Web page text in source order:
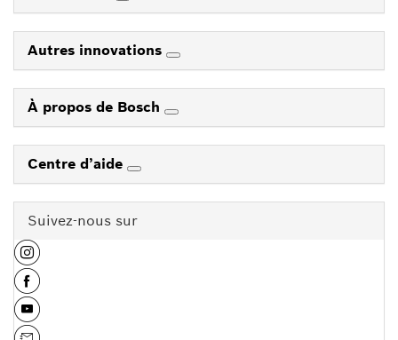
Autres innovations
À propos de Bosch
Centre d’aide
Suivez-nous sur